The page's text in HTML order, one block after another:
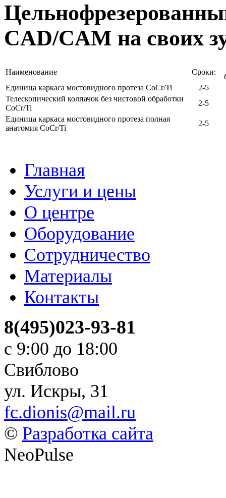
CAD/CAM на своих
Наименование Сроки:
Единица каркаса мостовидного протеза CoCr/Ti
2-5
Телескопический колпачок без чистовой обработки
CoCr/Ti
2-5
Единица каркаса мостовидного протеза полная
анатомия CoCr/Ti
2-5
Главная
Услуги и цены
О центре
Оборудование
Сотрудничество
Материалы
Контакты
8(495)023-93-81
с 9:00 до 18:00
Свиблово
ул. Искры, 31
fc.dionis@mail.ru
© Разработка сайта
NeoPulse